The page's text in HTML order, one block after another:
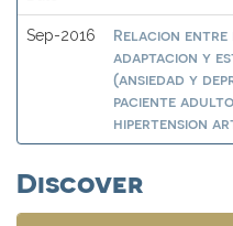
Sep-2016
Relacion entre
adaptacion y
(ansiedad y
paciente
hipertension
Discover